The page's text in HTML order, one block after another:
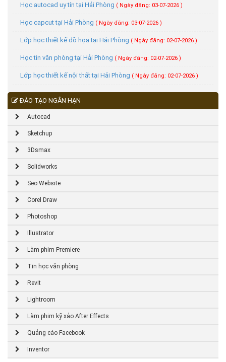
Học autocad uy tín tại Hải Phòng ( Ngày đăng: 03-07-2026 )
Học capcut tại Hải Phòng ( Ngày đăng: 03-07-2026 )
Lớp học thiết kế đồ họa tại Hải Phòng ( Ngày đăng: 02-07-2026 )
Học tin văn phòng tại Hải Phòng ( Ngày đăng: 02-07-2026 )
Lớp học thiết kế nội thất tại Hải Phòng ( Ngày đăng: 02-07-2026 )
ĐÀO TẠO NGẮN HẠN
Autocad
Sketchup
3Dsmax
Solidworks
Seo Website
Corel Draw
Photoshop
Illustrator
Làm phim Premiere
Tin học văn phòng
Revit
Lightroom
Làm phim kỹ xảo After Effects
Quảng cáo Facebook
Inventor